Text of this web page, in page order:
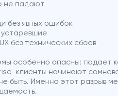
не падают
без явных ошибок
без технических сбоев
особенно опасны: падает
клиенты начинают
быть. Именно этот разрыв